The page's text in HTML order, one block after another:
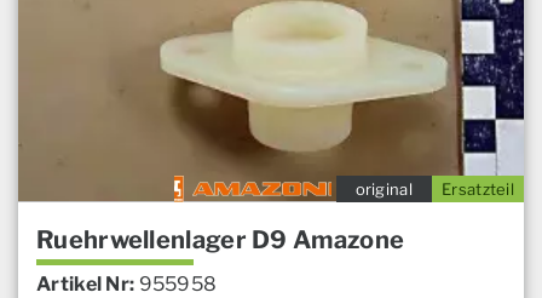
Ersatzteil
original
Ruehrwellenlager D9 Amazone
Artikel Nr: 955958